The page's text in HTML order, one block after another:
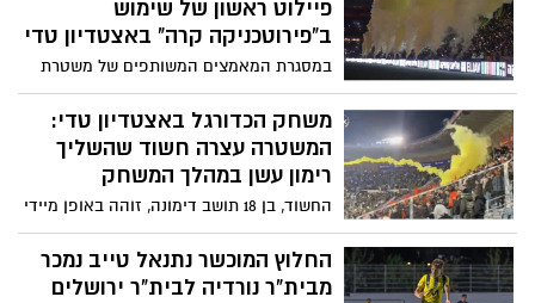
ובמסגרת הליך הרישום ניתנות הטבות
מיוחדות למשרתי מילואים ולכוחות הביטחון
ספורט״
פיילוט ראשון של שימוש
ב"פירוטכניקה קרה" באצטדיון טדי
במסגרת המאמצים המשותפים של משטרת
ישראל, משרד התרבות והספורט, מנהלת
הליגות לכדורגל, ההתאחדות לכדורגל והנהלת
הקבוצה למיגור תופעת השימוש בפירוטכניקה
אסורה ומסוכנת במגרשי הספורט, בוצע אמש
לראשונה באצטדיון טדי פיילוט מבוקר
בשימוש באמצעי "פירוטכניקה קרה"
משחק הכדורגל באצטדיון טדי:
המשטרה עצרה חשוד שהשליך
רימון עשן במהלך המשחק
החשוד, בן 18 תושב דימונה, זוהה באופן מיידי
על ידי מערך המצלמות הטכנולוגי הפרוס
באצטדיון, ותוך זמן קצר נעצר ע״י השוטרים
החלוץ המוכשר נתנאל טייב נמכר
מבית"ר נורדיה לבית"ר ירושלים